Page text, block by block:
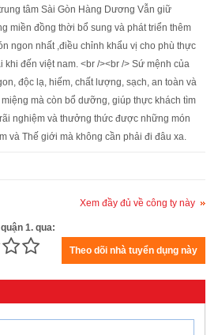
tâm Sài Gòn Hàng Dương Vẫn giữ
miền đồng thời bổ sung và phát triển thêm
ngon nhất ,điều chỉnh khẩu vị cho phù thực
đến việt nam. <br /><br /> Sứ mệnh của
độc lạ, hiếm, chất lượng, sạch, an toàn và
mà còn bổ dưỡng, giúp thực khách tìm
nghiệm và thưởng thức được những món
và Thế giới mà không cần phải đi đâu xa.
Xem đầy đủ về công ty này
1. qua: